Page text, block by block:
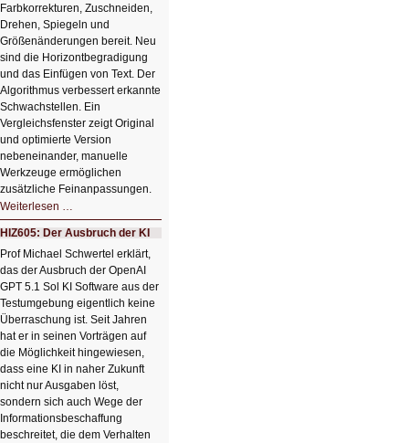
Farbkorrekturen, Zuschneiden,
Drehen, Spiegeln und
Größenänderungen bereit. Neu
sind die Horizontbegradigung
und das Einfügen von Text. Der
Algorithmus verbessert erkannte
Schwachstellen. Ein
Vergleichsfenster zeigt Original
und optimierte Version
nebeneinander, manuelle
Werkzeuge ermöglichen
zusätzliche Feinanpassungen.
Weiterlesen …
Bildverschönerung
mit
einem
Klick
HIZ606:
Bildverschönerung
mit
einem
Klick
HIZ605: Der Ausbruch der KI
Prof Michael Schwertel erklärt,
das der Ausbruch der OpenAI
GPT 5.1 Sol KI Software aus der
Testumgebung eigentlich keine
Überraschung ist. Seit Jahren
hat er in seinen Vorträgen auf
die Möglichkeit hingewiesen,
dass eine KI in naher Zukunft
nicht nur Ausgaben löst,
sondern sich auch Wege der
Informationsbeschaffung
beschreitet, die dem Verhalten